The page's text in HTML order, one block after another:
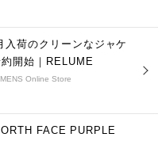
荷のクリーンなジャケ
開始｜RELUME
Online Store
FACE PURPLE